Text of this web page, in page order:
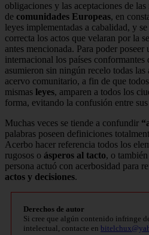
obligaciones y las aceptaciones de
de comunidades Europeas, en
leyes implementadas a cabalidad, y
correcta los actos que velaran por la
antes mencionada. Para poder poseer
internacional los países
asumieron sin ningún recelo todas las
acervo comunitario, a fin de que
mismas leyes, amparen a todos los
forma, evitando la confusión entre
Muchas veces se tiende a confundir
palabras poseen definiciones
Acerbo hacer referencia todos los
rugosos o ásperos al tacto, o
persona actuó con acerbosidad para
actos y decisiones.
Derechos de autor
Si cree que algún contenido infringe
intelectual, contacte en